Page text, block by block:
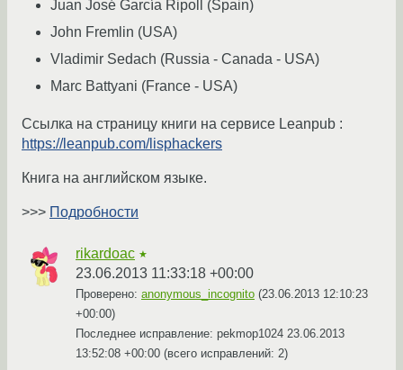
Juan José García Ripoll (Spain)
John Fremlin (USA)
Vladimir Sedach (Russia - Canada - USA)
Marc Battyani (France - USA)
Ссылка на страницу книги на сервисе Leanpub :
https://leanpub.com/lisphackers
Книга на английском языке.
>>> Подробности
rikardoac ★
23.06.2013 11:33:18 +00:00
Проверено: anonymous_incognito (23.06.2013 12:10:23
+00:00)
Последнее исправление: pekmop1024 23.06.2013
13:52:08 +00:00 (всего исправлений: 2)